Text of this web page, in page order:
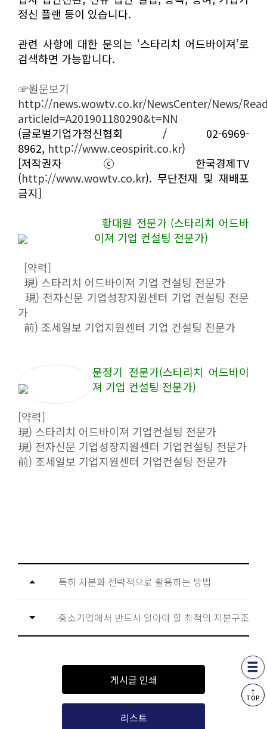
정신 플랜 등이 있습니다.
관련 사항에 대한 문의는 ‘스타리치 어드바이져’로
검색하면 가능합니다.
☞원문보기
http://news.wowtv.co.kr/NewsCenter/News/
articleId=A201901180290&t=NN
(글로벌기업가정신협회 / 02-6969-
8962, http://www.ceospirit.co.kr)
[저작권자 ⓒ 한국경제TV
(http://www.wowtv.co.kr). 무단전재 및 재배포
금지]
황대원 전문가 (스타리치 어드바
이져 기업 컨설팅 전문가)
[약력]
現) 스타리치 어드바이져 기업 컨설팅 전문가
現) 전자신문 기업성장지원센터 기업 컨설팅 전문
가
前) 조세일보 기업지원센터 기업 컨설팅 전문가
문정기 전문가(스타리치 어드바이
져 기업 컨설팅 전문가)
[약력]
現) 스타리치 어드바이져 기업컨설팅 전문가
現) 전자신문 기업성장지원센터 기업컨설팅 전문가
前) 조세일보 기업지원센터 기업컨설팅 전문가
특허 자본화 전략적으로 활용하는 방법
중소기업에서 반드시 알아야 할 최적의 지분구조
게시글 인쇄
리스트
↑
TOP